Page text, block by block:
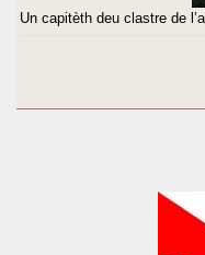
Un capitèth deu clastre de